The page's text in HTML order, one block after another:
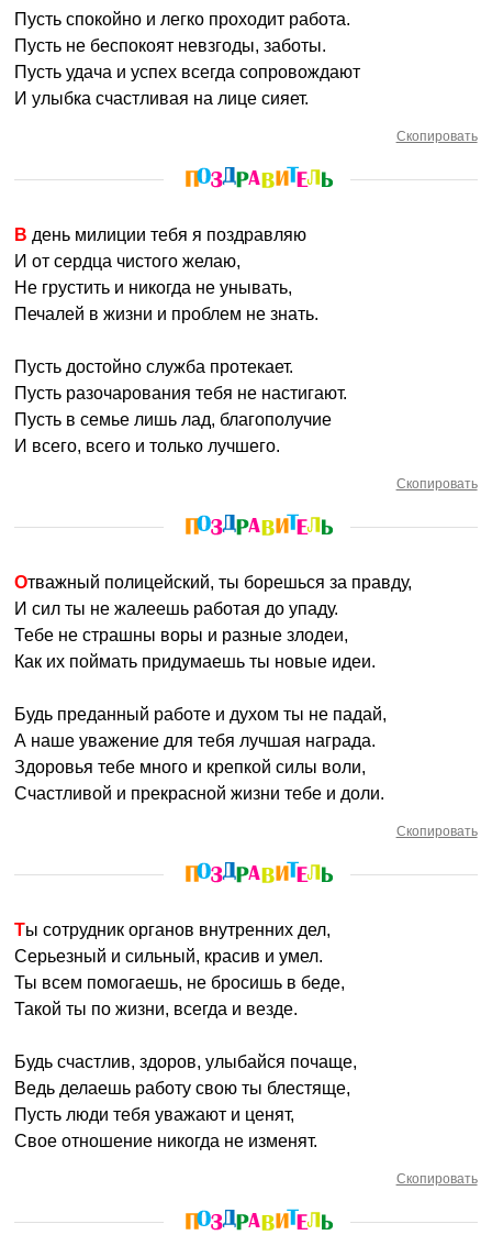
Пусть спокойно и легко проходит работа.
Пусть не беспокоят невзгоды, заботы.
Пусть удача и успех всегда сопровождают
И улыбка счастливая на лице сияет.
Скопировать
В день милиции тебя я поздравляю
И от сердца чистого желаю,
Не грустить и никогда не унывать,
Печалей в жизни и проблем не знать.
Пусть достойно служба протекает.
Пусть разочарования тебя не настигают.
Пусть в семье лишь лад, благополучие
И всего, всего и только лучшего.
Скопировать
Отважный полицейский, ты борешься за правду,
И сил ты не жалеешь работая до упаду.
Тебе не страшны воры и разные злодеи,
Как их поймать придумаешь ты новые идеи.
Будь преданный работе и духом ты не падай,
А наше уважение для тебя лучшая награда.
Здоровья тебе много и крепкой силы воли,
Счастливой и прекрасной жизни тебе и доли.
Скопировать
Ты сотрудник органов внутренних дел,
Серьезный и сильный, красив и умел.
Ты всем помогаешь, не бросишь в беде,
Такой ты по жизни, всегда и везде.
Будь счастлив, здоров, улыбайся почаще,
Ведь делаешь работу свою ты блестяще,
Пусть люди тебя уважают и ценят,
Свое отношение никогда не изменят.
Скопировать